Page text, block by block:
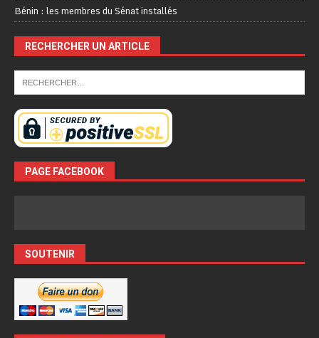
Bénin : les membres du Sénat installés
RECHERCHER UN ARTICLE
PAGE FACEBOOK
SOUTENIR